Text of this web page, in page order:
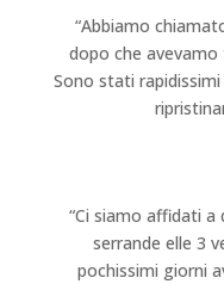
“Abbiamo
dopo che
Sono stati
“Ci siamo affidati a
serrande elle 3
pochissimi giorni